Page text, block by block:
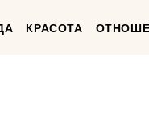
КРАСОТА